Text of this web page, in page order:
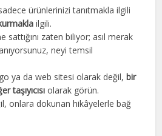
ürünlerinizi tanıtmakla ilgili
ilgili.
sattığını zaten biliyor; asıl merak
neyi temsil
ya da web sitesi olarak değil,bir
taşıyıcısı olarak görün.
onlara dokunan hikâyelerle bağ